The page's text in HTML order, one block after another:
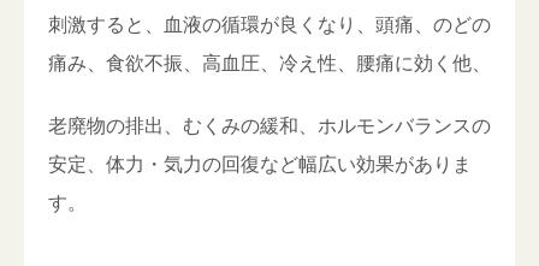
刺激すると、血液の循環が良くなり、頭痛、のどの
痛み、食欲不振、高血圧、冷え性、腰痛に効く他、
老廃物の排出、むくみの緩和、ホルモンバランスの
安定、体力・気力の回復など幅広い効果がありま
す。